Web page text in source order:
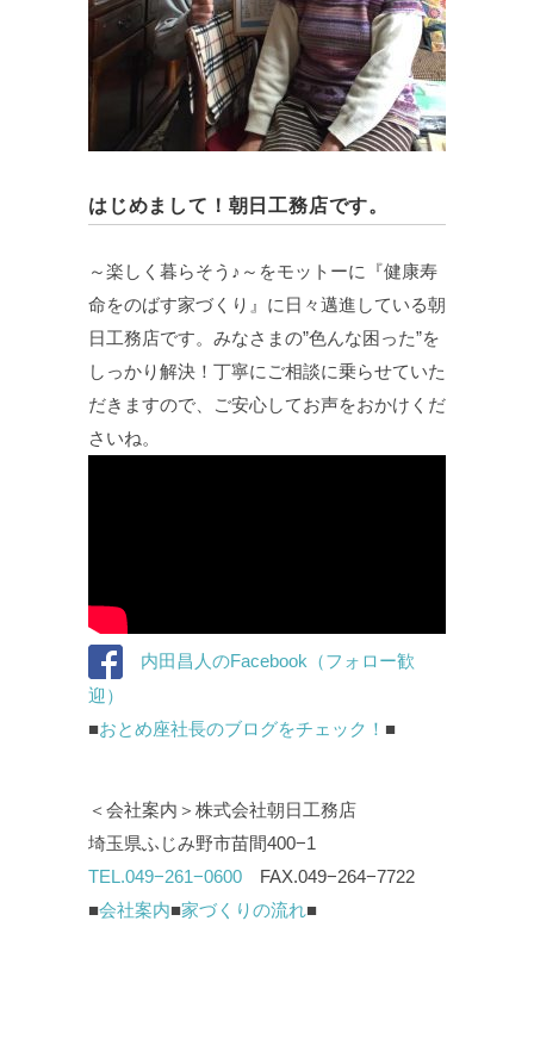
はじめまして！朝日工務店です。
～楽しく暮らそう♪～をモットーに『健康寿
命をのばす家づくり』に日々邁進している朝
日工務店です。みなさまの”色んな困った”を
しっかり解決！丁寧にご相談に乗らせていた
だきますので、ご安心してお声をおかけくだ
さいね。
内田昌人のFacebook（フォロー歓
迎）
■おとめ座社長のブログをチェック！ ■
＜会社案内＞株式会社朝日工務店
埼玉県ふじみ野市苗間400−1
TEL.049−261−0600 FAX.049−264−7722
■会社案内■家づくりの流れ■